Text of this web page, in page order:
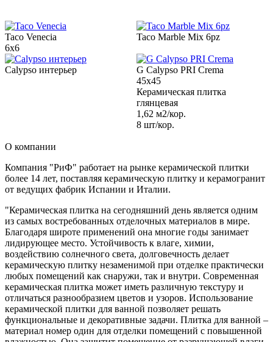
Taco Venecia
6x6
Taco Marble Mix 6pz
Calypso интерьер
G Calypso PRI Crema
45x45
Керамическая плитка
глянцевая
1,62 м2/кор.
8 шт/кор.
О компании
Компания "РиФ" работает на рынке керамической плитки
более 14 лет, поставляя керамическую плитку и керамогранит
от ведущих фабрик Испании и Италии.
"Керамическая плитка на сегодняшний день является одним
из самых востребованных отделочных материалов в мире.
Благодаря широте применений она многие годы занимает
лидирующее место. Устойчивость к влаге, химии,
воздействию солнечного света, долговечность делает
керамическую плитку незаменимой при отделке практически
любых помещений как снаружи, так и внутри. Современная
керамическая плитка может иметь различную текстуру и
отличаться разнообразием цветов и узоров. Использование
керамической плитки для ванной позволяет решать
функциональные и декоративные задачи. Плитка для ванной –
материал номер один для отделки помещений с повышенной